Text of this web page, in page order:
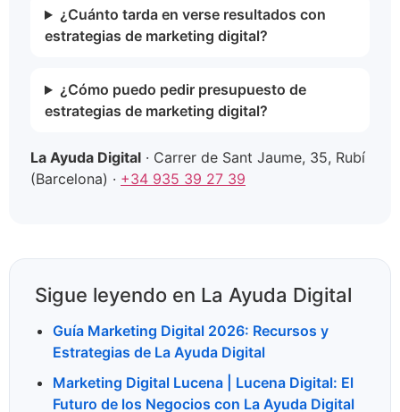
¿Cuánto tarda en verse resultados con
estrategias de marketing digital?
¿Cómo puedo pedir presupuesto de
estrategias de marketing digital?
La Ayuda Digital · Carrer de Sant Jaume, 35, Rubí
(Barcelona) · +34 935 39 27 39
Sigue leyendo en La Ayuda Digital
Guía Marketing Digital 2026: Recursos y
Estrategias de La Ayuda Digital
Marketing Digital Lucena | Lucena Digital: El
Futuro de los Negocios con La Ayuda Digital